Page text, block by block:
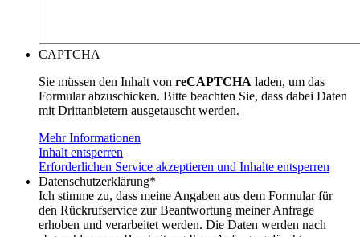
CAPTCHA
Sie müssen den Inhalt von reCAPTCHA laden, um das
Formular abzuschicken. Bitte beachten Sie, dass dabei Daten
mit Drittanbietern ausgetauscht werden.
Mehr Informationen
Inhalt entsperren
Erforderlichen Service akzeptieren und Inhalte entsperren
Datenschutzerklärung*
Ich stimme zu, dass meine Angaben aus dem Formular für
den Rückrufservice zur Beantwortung meiner Anfrage
erhoben und verarbeitet werden. Die Daten werden nach